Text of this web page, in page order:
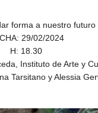
forma a nuestro futuro
29/02/2024
H: 18.30
Instituto de Arte y
Tarsitano y Alessia